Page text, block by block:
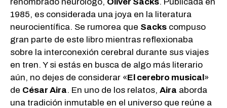
1985, es considerada una joya en la literatura
neurocientífica. Se rumorea que Sacks compuso
gran parte de este libro mientras reflexionaba
sobre la interconexión cerebral durante sus viajes
en tren. Y si estás en busca de algo más literario
aún, no dejes de considerar «El cerebro musical»
de César Aira. En uno de los relatos, Aira aborda
una tradición inmutable en el universo que reúne a